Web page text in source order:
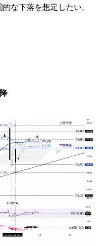
な下落を想定したい。